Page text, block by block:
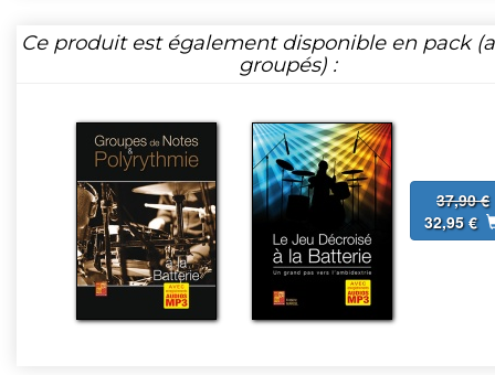
Ce produit est également disponible en pack
groupés) :
37,90 €
32,95 €